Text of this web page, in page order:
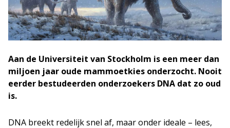
Aan de Universiteit van Stockholm is een meer dan
miljoen jaar oude mammoetkies onderzocht. Nooit
eerder bestudeerden onderzoekers DNA dat zo oud
is.
DNA breekt redelijk snel af, maar onder ideale – lees,